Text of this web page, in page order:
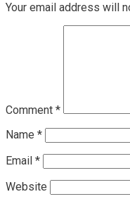
Your email address will
Comment *
Name *
Email *
Website